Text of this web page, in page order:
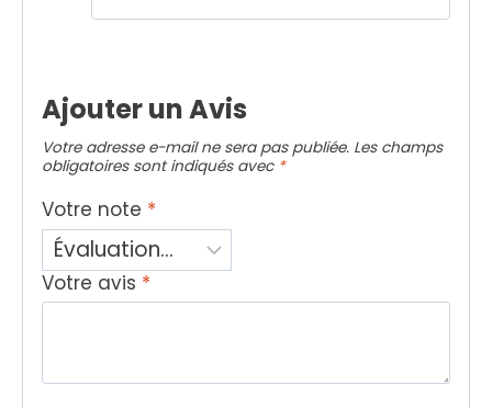
Ajouter un Avis
Votre adresse e-mail ne sera pas publiée. Les champs
obligatoires sont indiqués avec *
Votre note *
Votre avis *